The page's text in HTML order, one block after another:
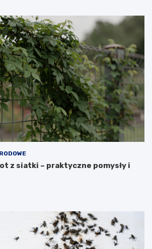
z siatki – praktyczne pomysły i